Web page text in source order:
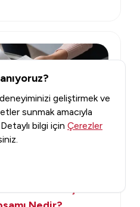
geliştirmek ve
sunmak amacıyla
bilgi için Çerezler